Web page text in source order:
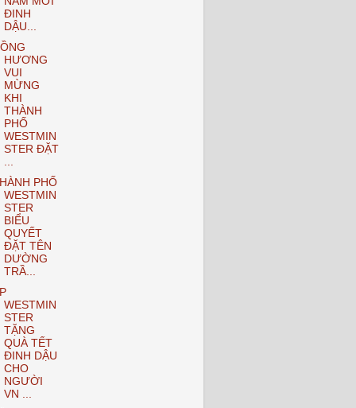
ĐINH
DẬU...
HƯƠNG
VUI
MỪNG
KHI
THÀNH
PHỐ
WESTMIN
STER ĐẶT
...
PHỐ
WESTMIN
STER
BIỂU
QUYẾT
ĐẶT TÊN
DƯỜNG
TRẦ...
WESTMIN
STER
TẶNG
QUÀ TẾT
ĐINH DẬU
CHO
NGƯỜI
VN ...